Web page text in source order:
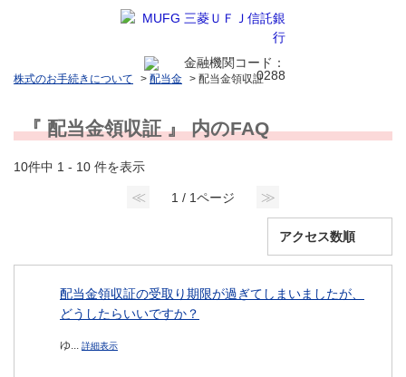
株式のお手続きについて > 配当金 > 配当金領収証
『 配当金領収証 』 内のFAQ
10件中 1 - 10 件を表示
≪ 1 / 1ページ ≫
配当金領収証の受取り期限が過ぎてしまいましたが、
どうしたらいいですか？
ゆ... 詳細表示